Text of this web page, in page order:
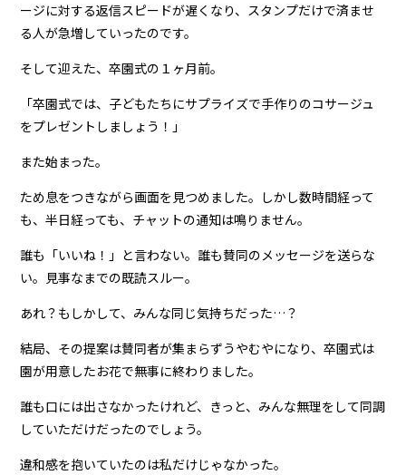
ージに対する返信スピードが遅くなり、スタンプだけで済ませ
る人が急増していったのです。
そして迎えた、卒園式の１ヶ月前。
「卒園式では、子どもたちにサプライズで手作りのコサージュ
をプレゼントしましょう！」
また始まった。
ため息をつきながら画面を見つめました。しかし数時間経って
も、半日経っても、チャットの通知は鳴りません。
誰も「いいね！」と言わない。誰も賛同のメッセージを送らな
い。見事なまでの既読スルー。
あれ？もしかして、みんな同じ気持ちだった…？
結局、その提案は賛同者が集まらずうやむやになり、卒園式は
園が用意したお花で無事に終わりました。
誰も口には出さなかったけれど、きっと、みんな無理をして同調
していただけだったのでしょう。
違和感を抱いていたのは私だけじゃなかった。